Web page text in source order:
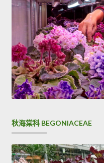
秋海棠科 BEGONIACEAE